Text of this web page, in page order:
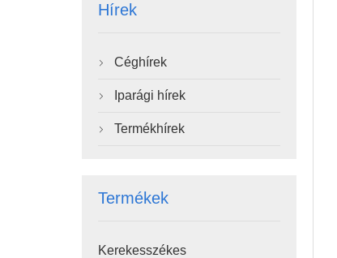
Hírek
 Céghírek
 Iparági hírek
 Termékhírek
Termékek
Kerekesszékes